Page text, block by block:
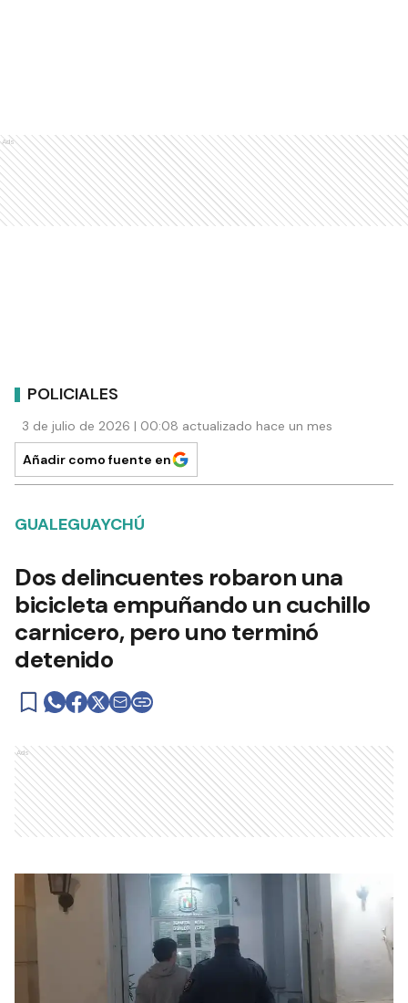
Ads
POLICIALES
3 de julio de 2026 | 00:08 actualizado hace un mes
Añadir como fuente en
GUALEGUAYCHÚ
Dos delincuentes robaron una
bicicleta empuñando un cuchillo
carnicero, pero uno terminó
detenido
Ads